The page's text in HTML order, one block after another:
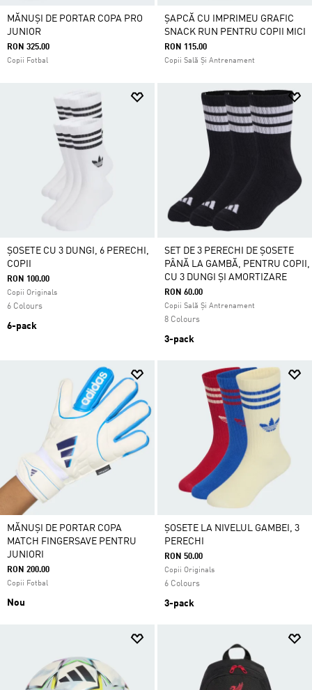
MĂNUȘI DE PORTAR COPA PRO
JUNIOR
RON 325.00
Copii Fotbal
ȘAPCĂ CU IMPRIMEU GRAFIC
SNACK RUN PENTRU COPII MICI
RON 115.00
Copii Sală Și Antrenament
ȘOSETE CU 3 DUNGI, 6 PERECHI,
COPII
RON 100.00
Copii Originals
6 Colours
6-pack
SET DE 3 PERECHI DE ȘOSETE
PÂNĂ LA GAMBĂ, PENTRU COPII,
CU 3 DUNGI ȘI AMORTIZARE
RON 60.00
Copii Sală Și Antrenament
8 Colours
3-pack
MĂNUȘI DE PORTAR COPA
MATCH FINGERSAVE PENTRU
JUNIORI
RON 200.00
Copii Fotbal
Nou
ȘOSETE LA NIVELUL GAMBEI, 3
PERECHI
RON 50.00
Copii Originals
6 Colours
3-pack